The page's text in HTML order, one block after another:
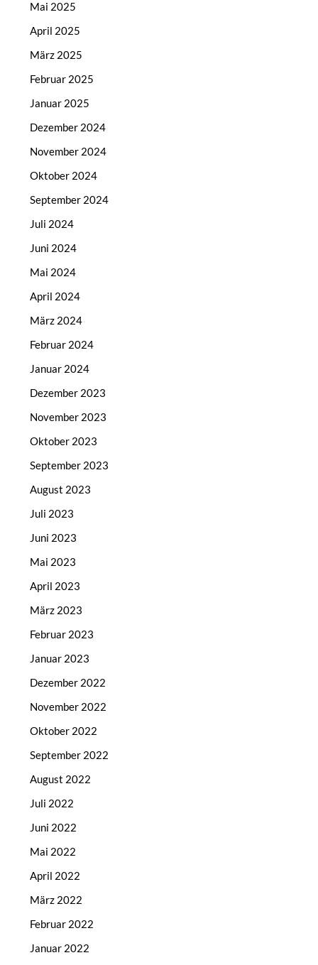
Mai 2025
April 2025
März 2025
Februar 2025
Januar 2025
Dezember 2024
November 2024
Oktober 2024
September 2024
Juli 2024
Juni 2024
Mai 2024
April 2024
März 2024
Februar 2024
Januar 2024
Dezember 2023
November 2023
Oktober 2023
September 2023
August 2023
Juli 2023
Juni 2023
Mai 2023
April 2023
März 2023
Februar 2023
Januar 2023
Dezember 2022
November 2022
Oktober 2022
September 2022
August 2022
Juli 2022
Juni 2022
Mai 2022
April 2022
März 2022
Februar 2022
Januar 2022